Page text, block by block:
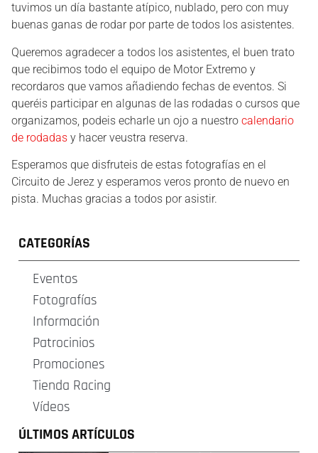
tuvimos un día bastante atípico, nublado, pero con muy
buenas ganas de rodar por parte de todos los asistentes.
Queremos agradecer a todos los asistentes, el buen trato
que recibimos todo el equipo de Motor Extremo y
recordaros que vamos añadiendo fechas de eventos. Si
queréis participar en algunas de las rodadas o cursos que
organizamos, podeis echarle un ojo a nuestro calendario
de rodadas y hacer veustra reserva.
Esperamos que disfruteis de estas fotografías en el
Circuito de Jerez y esperamos veros pronto de nuevo en
pista. Muchas gracias a todos por asistir.
CATEGORÍAS
Eventos
Fotografías
Información
Patrocinios
Promociones
Tienda Racing
Vídeos
ÚLTIMOS ARTÍCULOS